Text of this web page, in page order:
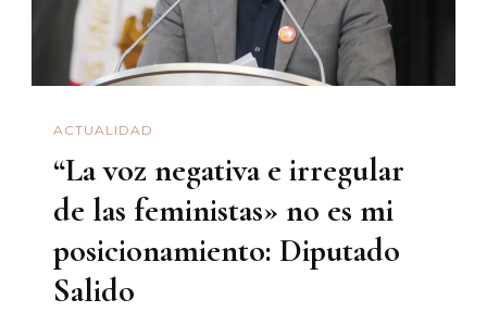
ACTUALIDAD
“La voz negativa e irregular
de las feministas» no es mi
posicionamiento: Diputado
Salido